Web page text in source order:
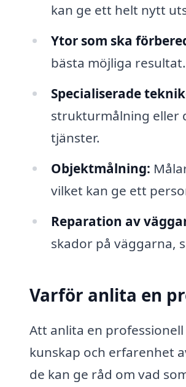
kan ge ett helt nytt
Ytor som ska
bästa möjliga
Specialiserade
strukturmålning eller
tjänster.
Objektmålning:
vilket kan ge ett
Reparation av
skador på väggarna,
Varför anlita en
Att anlita en
kunskap och erfarenhet
de kan ge råd om vad